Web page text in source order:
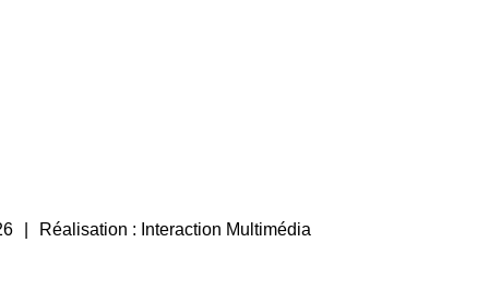
Réalisation : Interaction Multimédia